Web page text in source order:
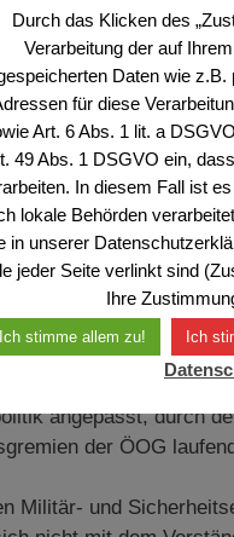
Ing. Claus Helmhart
Intendanzdienstes
Mag. Michael Exeli, MSS
der ÖOG,
und den
Position
angepasst, durch
der ÖOG
Militär- und
Durch das Klicken des
Verarbeitung der auf
Daten wie
für diese
Art. 6 Abs. 1 lit. a
49 Abs. 1 DSGVO ein,
In diesem Fall ist
lokale Behörden
in unserer
jeder Seite verlinkt sind
Ihre
Ich stimme allem zu! Ich